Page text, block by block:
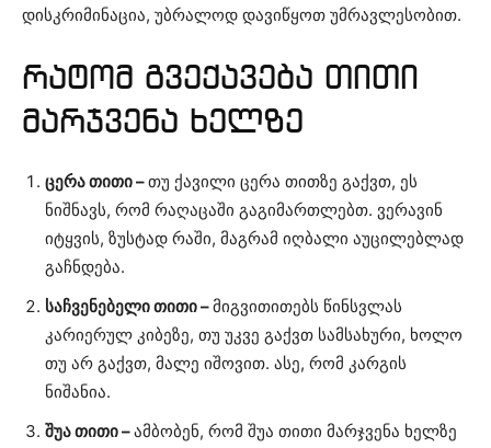
დისკრიმინაცია, უბრალოდ დავიწყოთ უმრავლესობით.
რატომ გვექავება თითი
მარჯვენა ხელზე
ცერა თითი –თუ ქავილი ცერა თითზე გაქვთ, ეს
ნიშნავს, რომ რაღაცაში გაგიმართლებთ. ვერავინ
იტყვის, ზუსტად რაში, მაგრამ იღბალი აუცილებლად
გაჩნდება.
საჩვენებელი თითი –მიგვითითებს წინსვლას
კარიერულ კიბეზე, თუ უკვე გაქვთ სამსახური, ხოლო
თუ არ გაქვთ, მალე იშოვით. ასე, რომ კარგის
ნიშანია.
შუა თითი –ამბობენ, რომ შუა თითი მარჯვენა ხელზე